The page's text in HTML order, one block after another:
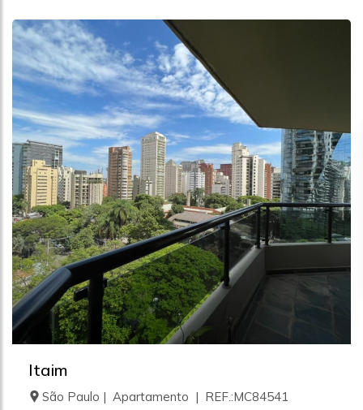
Itaim
São Paulo | Apartamento | REF.:MC84541